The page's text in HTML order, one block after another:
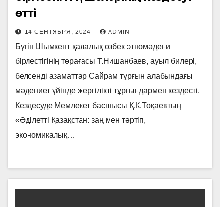
өтті
14 СЕНТЯБРЯ, 2024 ADMIN
Бүгін Шымкент қалалық өзбек этномәдени
бірлестігінің төрағасы Т.Нишанбаев, ауыл билері,
белсенді азаматтар Сайрам тұрғын алабындағы
мәдениет үйінде жергілікті тұрғындармен кездесті.
Кездесуде Мемлекет басшысы Қ.К.Тоқаевтың
«Әділетті Қазақстан: заң мен тәртіп,
экономикалық…